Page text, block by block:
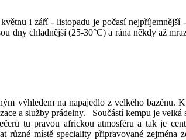
i září - listopadu je počasí
dny chladnější (25-30°C) a rána někdy až
výhledem na napajedlo z velkého bazénu.
a služby prádelny. Součástí kempu je velká
tu pravou africkou atmosféru a tak je
místě speciality připravované